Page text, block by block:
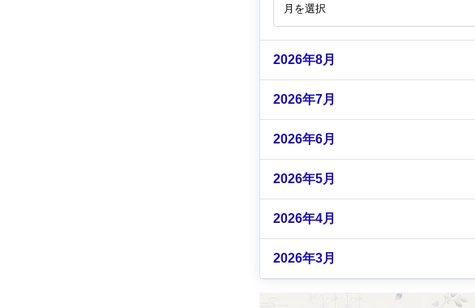
2026年8月
2026年7月
2026年6月
2026年5月
2026年4月
2026年3月